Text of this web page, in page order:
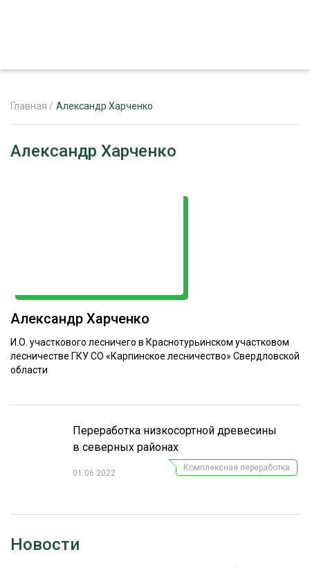
ЖУРНАЛ «ЛЕСНОЙ КОМПЛЕКС»
РЕКЛАМОДАТЕЛЯМ
ОБРАБОТКА ДРЕВЕСИНЫ
ЦИФРОВАЯ СРЕДА
ЛЕСОВОССТАНОВЛЕНИЕ И ЗАЩИТА
ПРОИЗВОДСТВО ДРЕВЕСНЫХ ПЛИТ
КОМПЛЕКСНАЯ ПЕРЕРАБОТКА
ЛЕСОПИЛЕНИЕ
РУБРИКИ
ПОДБОРКИ СТАТЕЙ
Главная / Александр Харченко
Александр Харченко
Александр Харченко
И.О. участкового лесничего в Краснотурьинском участковом
лесничестве ГКУ СО «Карпинское лесничество» Свердловской
области
Переработка низкосортной древесины
в северных районах
01.06.2022
Комплексная переработка
Новости